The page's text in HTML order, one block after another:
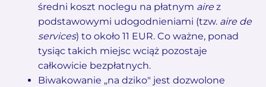
średni koszt noclegu na płatnym airez
podstawowymi udogodnieniami (tzw. aire de
services) to około 11 EUR. Co ważne, ponad
tysiąc takich miejsc wciąż pozostaje
całkowicie bezpłatnych.
Biwakowanie „na dziko" jest dozwolone